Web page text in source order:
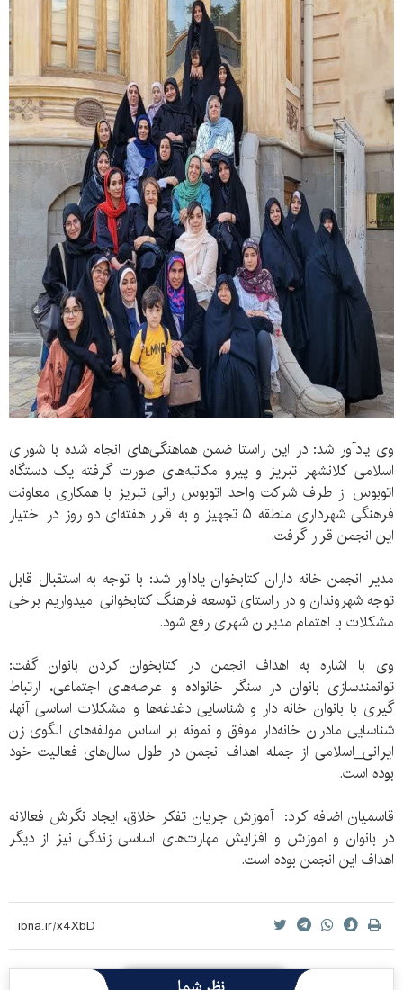
وی یادآور شد: در این راستا ضمن هماهنگی‌های انجام شده با شورای
اسلامی کلانشهر تبریز و پیرو مکاتبه‌های صورت گرفته یک دستگاه
اتوبوس از طرف شرکت واحد اتوبوس رانی تبریز با همکاری معاونت
فرهنگی شهرداری منطقه ۵ تجهیز و به قرار هفته‌ای دو روز در اختیار
این انجمن قرار گرفت.
مدیر انجمن خانه داران کتابخوان یادآور شد: با توجه به استقبال قابل
توجه شهروندان و در راستای توسعه فرهنگ کتابخوانی امیدواریم برخی
مشکلات با اهتمام مدیران شهری رفع شود.
وی با اشاره به اهداف انجمن در کتابخوان کردن بانوان گفت:
توانمندسازی بانوان در سنگر خانواده و عرصه‌های اجتماعی، ارتباط
گیری با بانوان خانه دار و شناسایی دغدغه‌ها و مشکلات اساسی آنها،
شناسایی مادران خانه‌دار موفق و نمونه بر اساس مولفه‌های الگوی زن
ایرانی_اسلامی از جمله اهداف انجمن در طول سال‌های فعالیت خود
بوده است.
قاسمیان اضافه کرد: آموزش جریان تفکر خلاق، ایجاد نگرش فعالانه
در بانوان و اموزش و افزایش مهارت‌های اساسی زندگی نیز از دیگر
اهداف این انجمن بوده است.